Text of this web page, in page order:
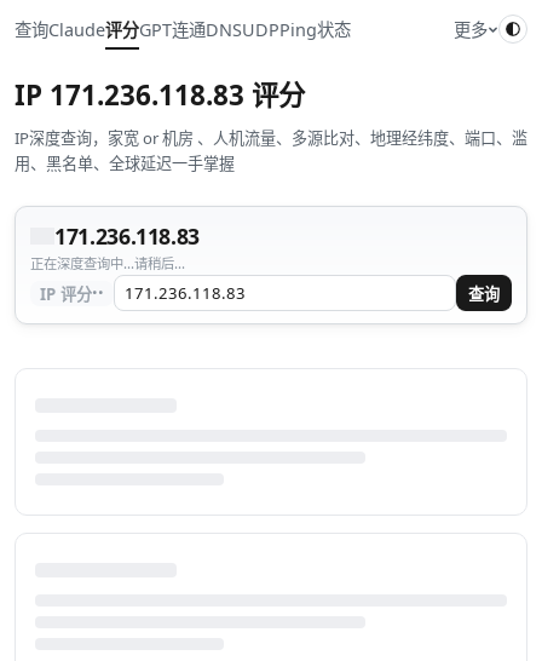
查询Claude评分GPT连通DNSUDPPing状态 更多
IP 171.236.118.83 评分
IP深度查询，家宽 or 机房 、人机流量、多源比对、地理经纬度、端口、滥
用、黑名单、全球延迟一手掌握
171.236.118.83
正在深度查询中...请稍后...
IP 评分·· 查询